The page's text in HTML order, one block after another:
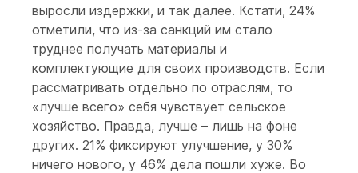
выросли издержки, и так далее. Кстати, 24%
отметили, что из-за санкций им стало
труднее получать материалы и
комплектующие для своих производств. Если
рассматривать отдельно по отраслям, то
«лучше всего» себя чувствует сельское
хозяйство. Правда, лучше – лишь на фоне
других. 21% фиксируют улучшение, у 30%
ничего нового, у 46% дела пошли хуже. Во